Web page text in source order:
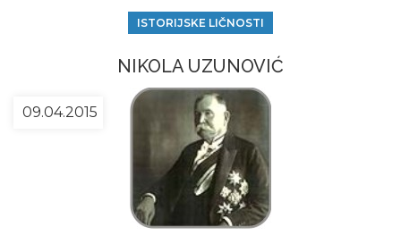
ISTORIJSKE LIČNOSTI
NIKOLA UZUNOVIĆ
09.04.2015